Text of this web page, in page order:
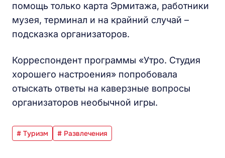
помощь только карта Эрмитажа, работники
музея, терминал и на крайний случай –
подсказка организаторов.
Корреспондент программы «Утро. Студия
хорошего настроения» попробовала
отыскать ответы на каверзные вопросы
организаторов необычной игры.
# Туризм # Развлечения